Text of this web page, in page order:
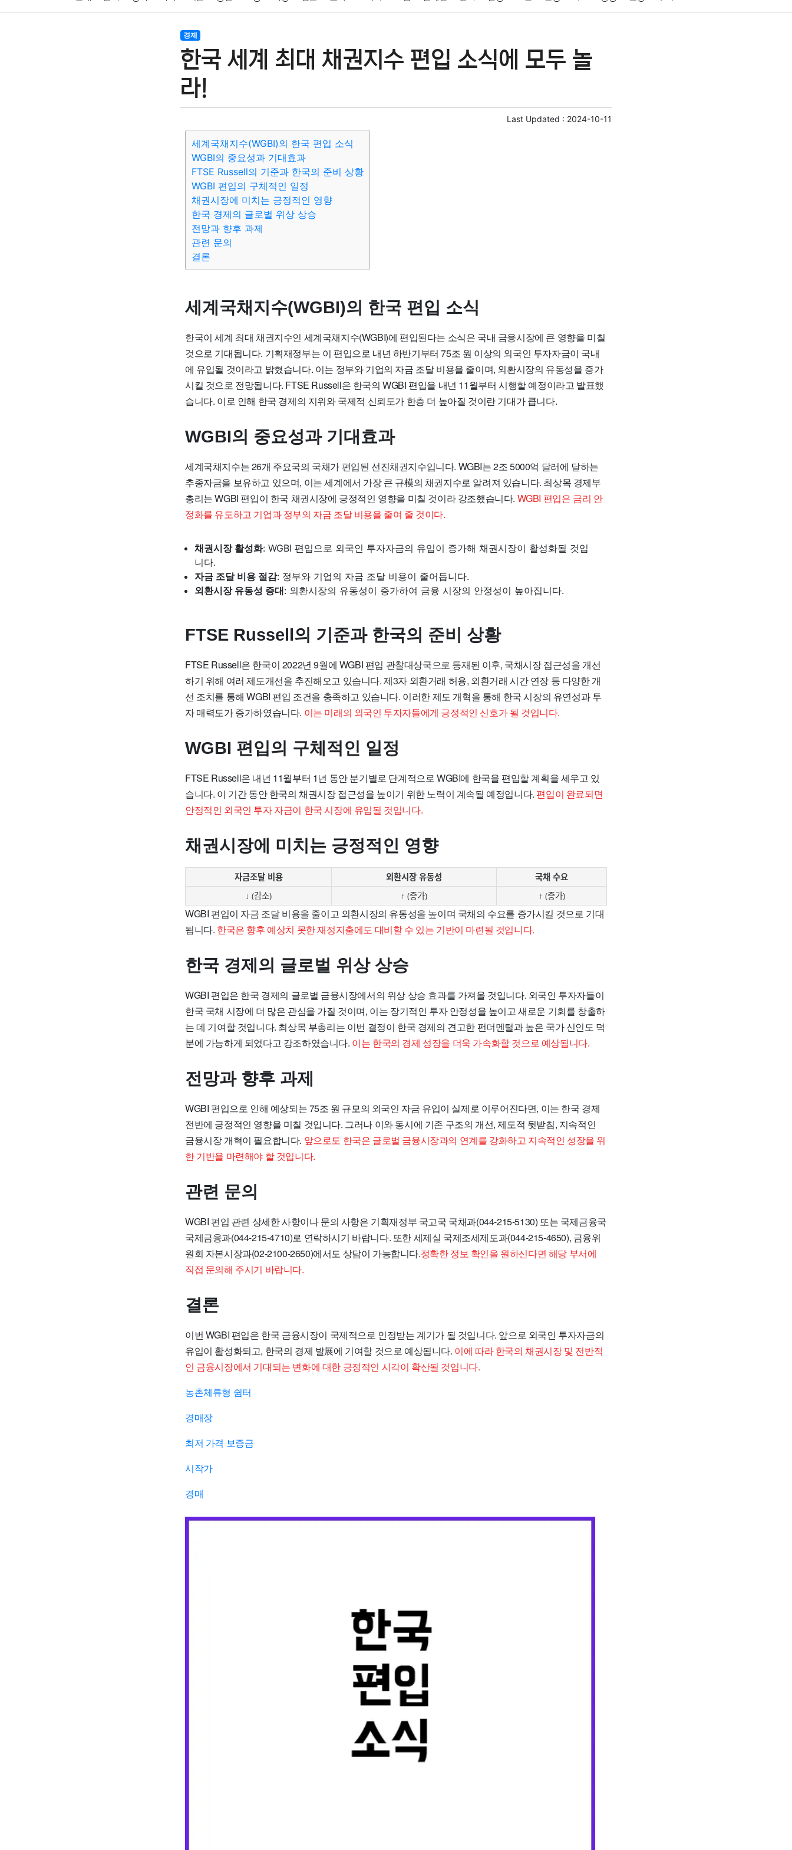
결혼 육아
기술 종교 사회 정치 건강 의료 의학 경제 마케팅 부동산 외국어 교육 교통 생활
경제
한국 세계 최대 채권지수 편입 소식에 모두 놀
라!
Last Updated : 2024-10-11
세계국채지수(WGBI)의 한국 편입 소식
WGBI의 중요성과 기대효과
FTSE Russell의 기준과 한국의 준비 상황
WGBI 편입의 구체적인 일정
채권시장에 미치는 긍정적인 영향
한국 경제의 글로벌 위상 상승
전망과 향후 과제
관련 문의
결론
세계국채지수(WGBI)의 한국 편입 소식
한국이 세계 최대 채권지수인 세계국채지수(WGBI)에 편입된다는 소식은 국내 금융시장에 큰 영향을 미칠
것으로 기대됩니다. 기획재정부는 이 편입으로 내년 하반기부터 75조 원 이상의 외국인 투자자금이 국내
에 유입될 것이라고 밝혔습니다. 이는 정부와 기업의 자금 조달 비용을 줄이며, 외환시장의 유동성을 증가
시킬 것으로 전망됩니다. FTSE Russell은 한국의 WGBI 편입을 내년 11월부터 시행할 예정이라고 발표했
습니다. 이로 인해 한국 경제의 지위와 국제적 신뢰도가 한층 더 높아질 것이란 기대가 큽니다.
WGBI의 중요성과 기대효과
세계국채지수는 26개 주요국의 국채가 편입된 선진채권지수입니다. WGBI는 2조 5000억 달러에 달하는
추종자금을 보유하고 있으며, 이는 세계에서 가장 큰 규模의 채권지수로 알려져 있습니다. 최상목 경제부
총리는 WGBI 편입이 한국 채권시장에 긍정적인 영향을 미칠 것이라 강조했습니다. WGBI 편입은 금리 안
정화를 유도하고 기업과 정부의 자금 조달 비용을 줄여 줄 것이다.
채권시장 활성화: WGBI 편입으로 외국인 투자자금의 유입이 증가해 채권시장이 활성화될 것입
니다.
자금 조달 비용 절감: 정부와 기업의 자금 조달 비용이 줄어듭니다.
외환시장 유동성 증대: 외환시장의 유동성이 증가하여 금융 시장의 안정성이 높아집니다.
FTSE Russell의 기준과 한국의 준비 상황
FTSE Russell은 한국이 2022년 9월에 WGBI 편입 관찰대상국으로 등재된 이후, 국채시장 접근성을 개선
하기 위해 여러 제도개선을 추진해오고 있습니다. 제3자 외환거래 허용, 외환거래 시간 연장 등 다양한 개
선 조치를 통해 WGBI 편입 조건을 충족하고 있습니다. 이러한 제도 개혁을 통해 한국 시장의 유연성과 투
자 매력도가 증가하였습니다. 이는 미래의 외국인 투자자들에게 긍정적인 신호가 될 것입니다.
WGBI 편입의 구체적인 일정
FTSE Russell은 내년 11월부터 1년 동안 분기별로 단계적으로 WGBI에 한국을 편입할 계획을 세우고 있
습니다. 이 기간 동안 한국의 채권시장 접근성을 높이기 위한 노력이 계속될 예정입니다. 편입이 완료되면
안정적인 외국인 투자 자금이 한국 시장에 유입될 것입니다.
채권시장에 미치는 긍정적인 영향
자금조달 비용 외환시장 유동성
국채 수요
↓ (감소)
↑ (증가) ↑ (증가)
WGBI 편입이 자금 조달 비용을 줄이고 외환시장의 유동성을 높이며 국채의 수요를 증가시킬 것으로 기대
됩니다. 한국은 향후 예상치 못한 재정지출에도 대비할 수 있는 기반이 마련될 것입니다.
한국 경제의 글로벌 위상 상승
WGBI 편입은 한국 경제의 글로벌 금융시장에서의 위상 상승 효과를 가져올 것입니다. 외국인 투자자들이
한국 국채 시장에 더 많은 관심을 가질 것이며, 이는 장기적인 투자 안정성을 높이고 새로운 기회를 창출하
는 데 기여할 것입니다. 최상목 부총리는 이번 결정이 한국 경제의 견고한 펀더멘털과 높은 국가 신인도 덕
분에 가능하게 되었다고 강조하였습니다. 이는 한국의 경제 성장을 더욱 가속화할 것으로 예상됩니다.
전망과 향후 과제
WGBI 편입으로 인해 예상되는 75조 원 규모의 외국인 자금 유입이 실제로 이루어진다면, 이는 한국 경제
전반에 긍정적인 영향을 미칠 것입니다. 그러나 이와 동시에 기존 구조의 개선, 제도적 뒷받침, 지속적인
금융시장 개혁이 필요합니다. 앞으로도 한국은 글로벌 금융시장과의 연계를 강화하고 지속적인 성장을 위
한 기반을 마련해야 할 것입니다.
관련 문의
WGBI 편입 관련 상세한 사항이나 문의 사항은 기획재정부 국고국 국채과(044-215-5130) 또는 국제금융국
국제금융과(044-215-4710)로 연락하시기 바랍니다. 또한 세제실 국제조세제도과(044-215-4650), 금융위
원회 자본시장과(02-2100-2650)에서도 상담이 가능합니다.정확한 정보 확인을 원하신다면 해당 부서에
직접 문의해 주시기 바랍니다.
결론
이번 WGBI 편입은 한국 금융시장이 국제적으로 인정받는 계기가 될 것입니다. 앞으로 외국인 투자자금의
유입이 활성화되고, 한국의 경제 발展에 기여할 것으로 예상됩니다. 이에 따라 한국의 채권시장 및 전반적
인 금융시장에서 기대되는 변화에 대한 긍정적인 시각이 확산될 것입니다.
농촌체류형 쉼터
경매장
최저 가격 보증금
시작가
경매